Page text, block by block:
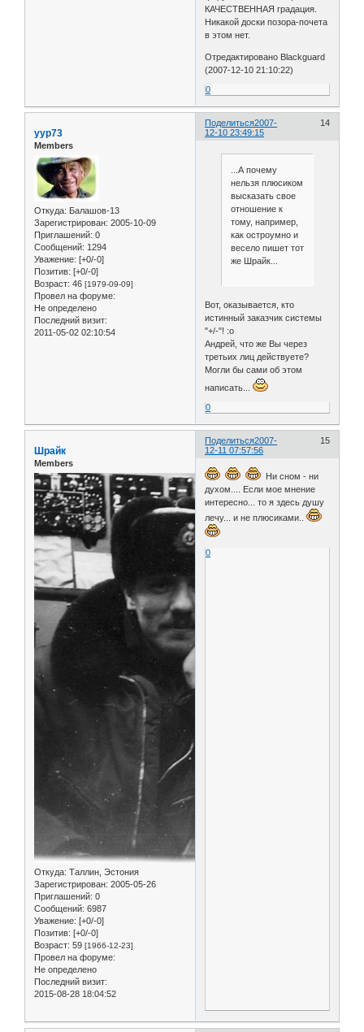
КАЧЕСТВЕННАЯ градация.
Никакой доски позора-почета
в этом нет.
Отредактировано Blackguard
(2007-12-10 21:10:22)
0
Поделиться 14
2007-
12-10 23:49:15
yyp73
Members
Откуда: Балашов-13
Зарегистрирован: 2005-10-09
Приглашений: 0
Сообщений: 1294
Уважение: [+0/-0]
Позитив: [+0/-0]
Возраст: 46 [1979-09-09]
Провел на форуме:
Не определено
Последний визит:
2011-05-02 02:10:54
...А почему
нельзя плюсиком
высказать свое
отношение к
тому, например,
как остроумно и
весело пишет тот
же Шрайк...
Вот, оказывается, кто
истинный заказчик системы
"+/-"! :o
Андрей, что же Вы через
третьих лиц действуете?
Могли бы сами об этом
написать...
0
Поделиться 15
2007-
12-11 07:57:56
Шрайк
Members
Откуда: Таллин, Эстония
Зарегистрирован: 2005-05-26
Приглашений: 0
Сообщений: 6987
Уважение: [+0/-0]
Позитив: [+0/-0]
Возраст: 59 [1966-12-23]
Провел на форуме:
Не определено
Последний визит:
2015-08-28 18:04:52
Ни сном - ни
духом.... Если мое мнение
интересно... то я здесь душу
лечу... и не плюсиками..
0